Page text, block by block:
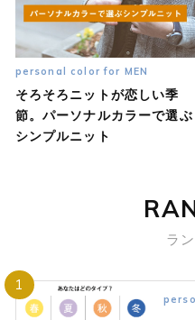
personal color for MEN
そろそろニットが恋しい季
節。パーソナルカラーで選ぶ
シンプルニット
ラ
1